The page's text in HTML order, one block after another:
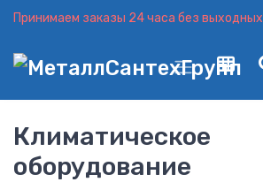
Принимаем заказы 24 часа без выходных
Климатическое
оборудование